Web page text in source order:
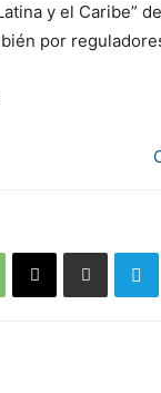
y el Caribe”
por